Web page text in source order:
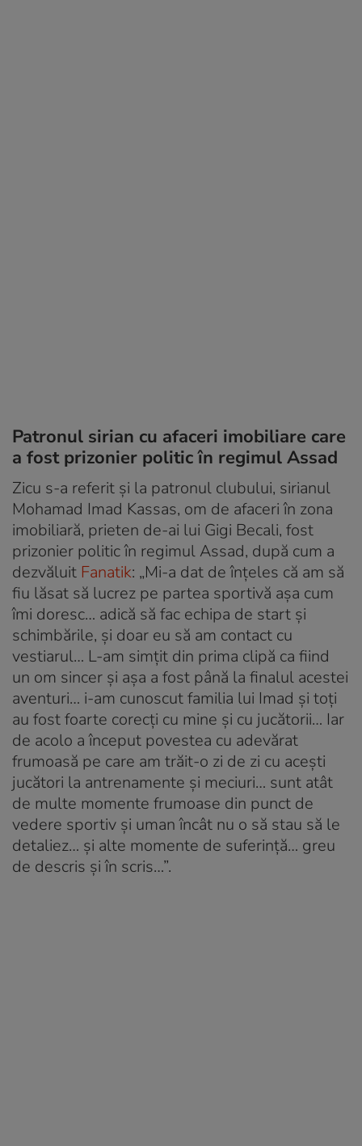
Patronul sirian cu afaceri imobiliare care
a fost prizonier politic în regimul Assad
Zicu s-a referit și la patronul clubului, sirianul
Mohamad Imad Kassas, om de afaceri în zona
imobiliară, prieten de-ai lui Gigi Becali, fost
prizonier politic în regimul Assad, după cum a
dezvăluit Fanatik: „Mi-a dat de înțeles că am să
fiu lăsat să lucrez pe partea sportivă așa cum
îmi doresc… adică să fac echipa de start și
schimbările, și doar eu să am contact cu
vestiarul… L-am simțit din prima clipă ca fiind
un om sincer și așa a fost până la finalul acestei
aventuri… i-am cunoscut familia lui Imad și toți
au fost foarte corecți cu mine și cu jucătorii… Iar
de acolo a început povestea cu adevărat
frumoasă pe care am trăit-o zi de zi cu acești
jucători la antrenamente și meciuri… sunt atât
de multe momente frumoase din punct de
vedere sportiv și uman încât nu o să stau să le
detaliez… și alte momente de suferință… greu
de descris și în scris…”.